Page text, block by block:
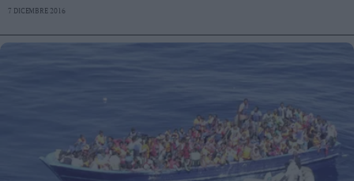
Dolomiti
Bazar
7 DICEMBRE 2016